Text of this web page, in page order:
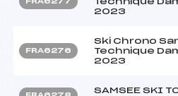
2023
FRA6276
Ski Chrono
Technique
2023
SAMSEE SKI